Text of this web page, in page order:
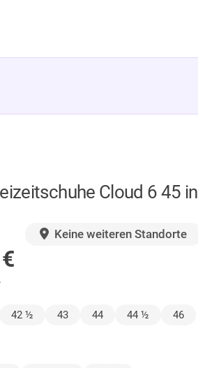
Cloud 6 45 in
Keine weiteren Standorte
€
42 ½ 43 44 44 ½ 46